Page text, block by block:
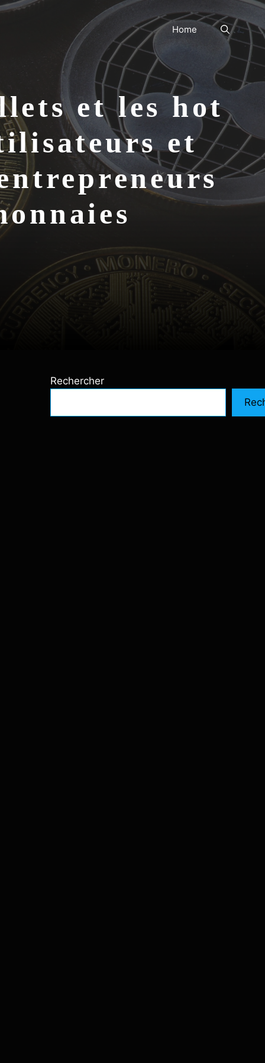
Home
et les hot
et
Rechercher